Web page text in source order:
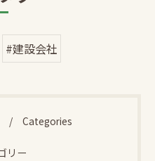
#建設会社
Categories
リー